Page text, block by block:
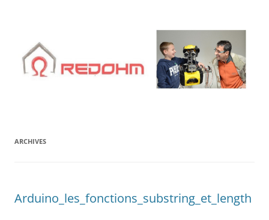
ARCHIVES
Arduino_les_fonctions_substring_et_length